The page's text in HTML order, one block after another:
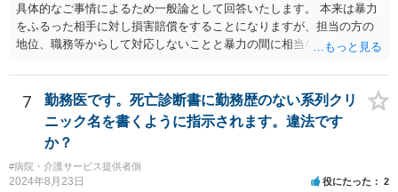
具体的なご事情によるため一般論として回答いたします。 本来は暴力
をふるった相手に対し損害賠償をすることになりますが、担当の方の
地位、職務等からして対応しないことと暴力の間に相当な関連性（因
7
勤務医です。死亡診断書に勤務歴のない系列クリ
ニック名を書くように指示されます。違法です
か？
#病院・介護サービス提供者側
2024年8月23日 役にたった 2